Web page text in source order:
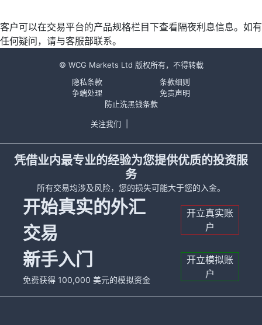
客户可以在交易平台的产品规格栏目下查看隔夜利息信息。如有
任何疑问，请与客服部联系。
© WCG Markets Ltd 版权所有，不得转载
隐私条款
条款细则
争端处理
免责声明
防止洗黑钱条款
关注我们
凭借业内最专业的经验为您提供优质的投资服
务
所有交易均涉及风险，您的损失可能大于您的入金。
开始真实的外汇
交易
开立真实账
户
新手入门
免费获得 100,000 美元的模拟资金
开立模拟账
户